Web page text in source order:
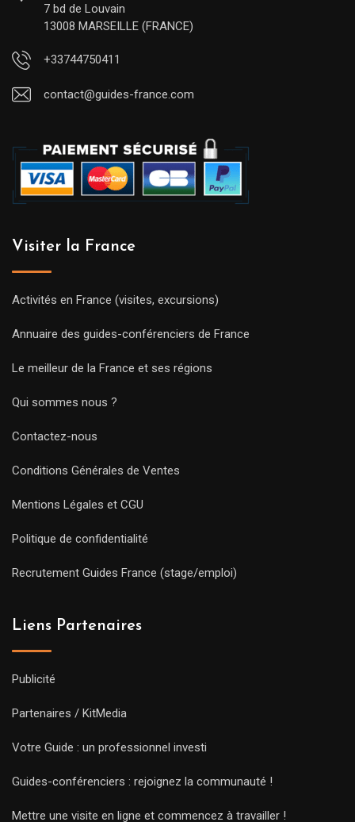
7 bd de Louvain
13008 MARSEILLE (FRANCE)
+33744750411
contact@guides-france.com
Visiter la France
Activités en France (visites, excursions)
Annuaire des guides-conférenciers de France
Le meilleur de la France et ses régions
Qui sommes nous ?
Contactez-nous
Conditions Générales de Ventes
Mentions Légales et CGU
Politique de confidentialité
Recrutement Guides France (stage/emploi)
Liens Partenaires
Publicité
Partenaires / KitMedia
Votre Guide : un professionnel investi
Guides-conférenciers : rejoignez la communauté !
Mettre une visite en ligne et commencez à travailler !